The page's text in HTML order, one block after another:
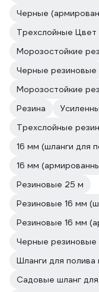
Черные
Трехслойные Цвет
Морозостойкие
Черные резиновые
Морозостойкие
Резина
Трехслойные
16 мм (шланги для
16 мм
Резиновые 25 м
Резиновые 16 мм
Резиновые 16 мм
Черные резиновые
Шланги для полива
Садовые шланг